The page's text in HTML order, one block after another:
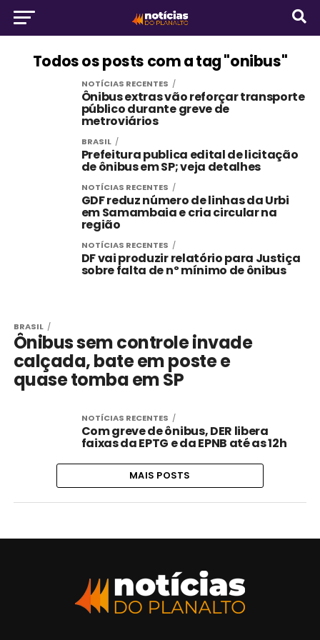
Todos os posts com a tag "onibus"
NOTÍCIAS RECENTES
Ônibus extras vão reforçar transporte
público durante greve de
metroviários
BRASIL
Prefeitura publica edital de licitação
de ônibus em SP; veja detalhes
NOTÍCIAS RECENTES
GDF reduz número de linhas da Urbi
em Samambaia e cria circular na
região
NOTÍCIAS RECENTES
DF vai produzir relatório para Justiça
sobre falta de nº mínimo de ônibus
BRASIL
Ônibus sem controle invade
calçada, bate em poste e
quase tomba em SP
NOTÍCIAS RECENTES
Com greve de ônibus, DER libera
faixas da EPTG e da EPNB até as 12h
MAIS POSTS